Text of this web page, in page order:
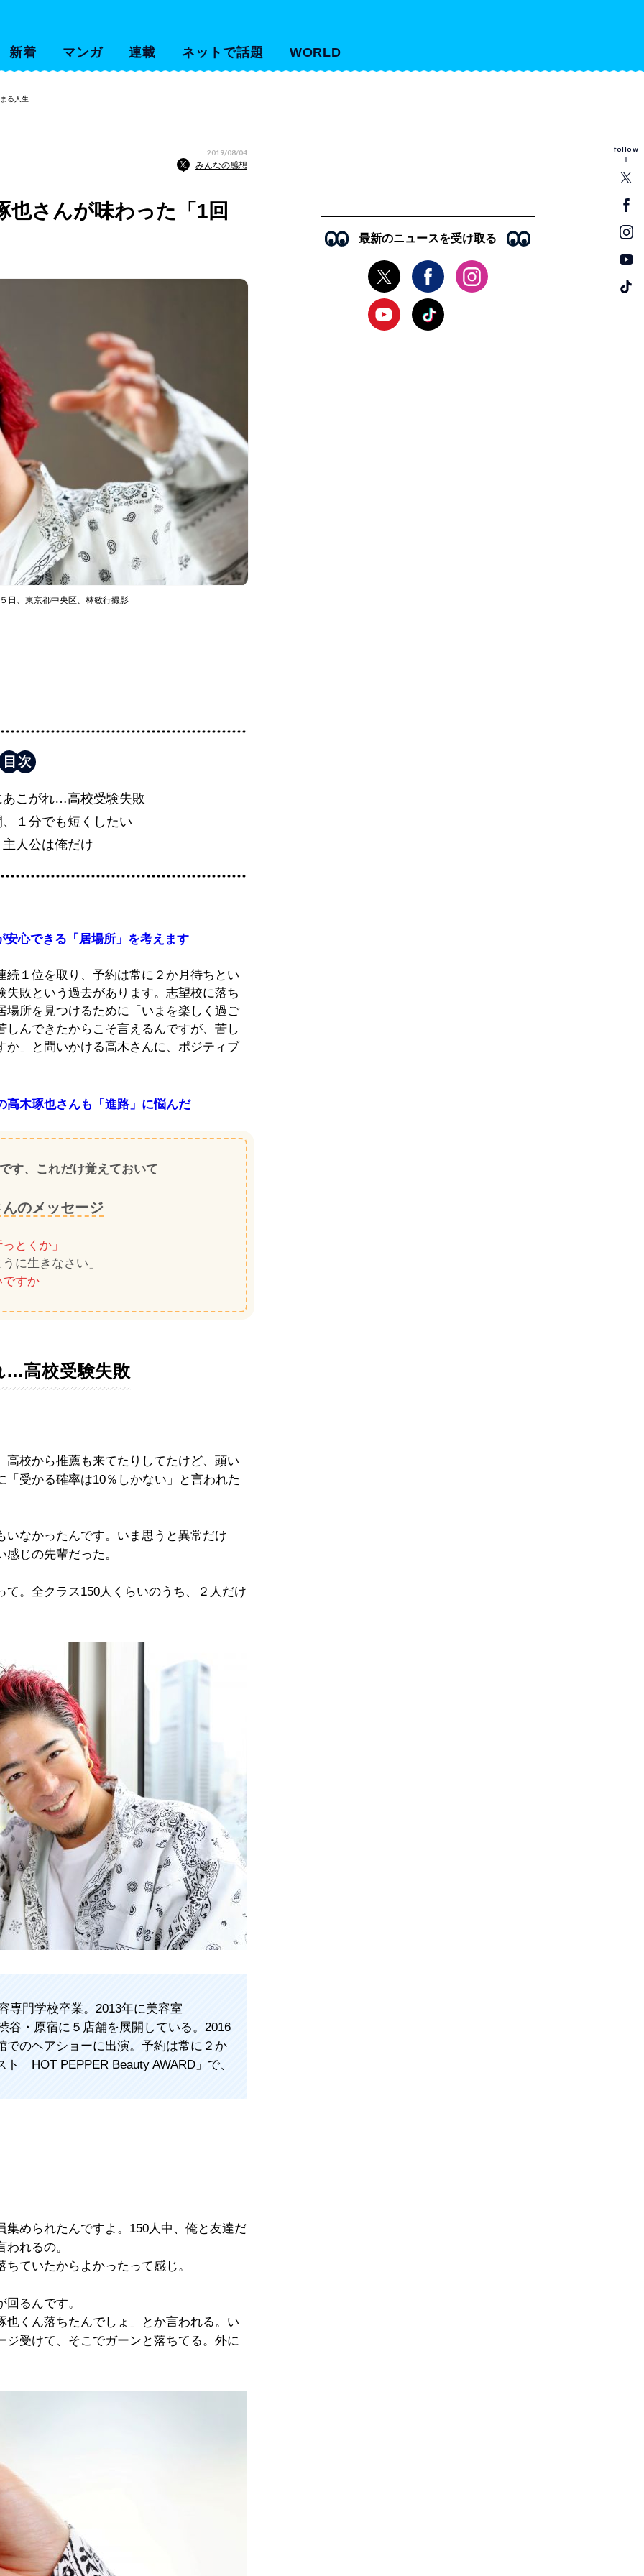
新着 マンガ 連載 ネットで話題 WORLD
follow
る人生
2019/08/04
みんなの感想
也さんが味わった「1回
日、東京都中央区、林敏行撮影
あこがれ…高校受験失敗
１分でも短くしたい
人公は俺だけ
心できる「居場所」を考えます
１位を取り、予約は常に２か月待ちとい
敗という過去があります。志望校に落ち
所を見つけるために「いまを楽しく過ご
んできたからこそ言えるんですが、苦し
」と問いかける高木さんに、ポジティブ
高木琢也さんも「進路」に悩んだ
す、これだけ覚えておいて
のメッセージ
とくか」
に生きなさい」
すか
…高校受験失敗
校から推薦も来てたりしてたけど、頭い
受かる確率は10％しかない」と言われた
なかったんです。いま思うと異常だけ
じの先輩だった。
。全クラス150人くらいのうち、２人だけ
門学校卒業。2013年に美容室
谷・原宿に５店舗を展開している。2016
のヘアショーに出演。予約は常に２か
「HOT PEPPER Beauty AWARD」で、
められたんですよ。150人中、俺と友達だ
れるの。
ていたからよかったって感じ。
るんです。
くん落ちたんでしょ」とか言われる。い
受けて、そこでガーンと落ちてる。外に
最新のニュースを受け取る